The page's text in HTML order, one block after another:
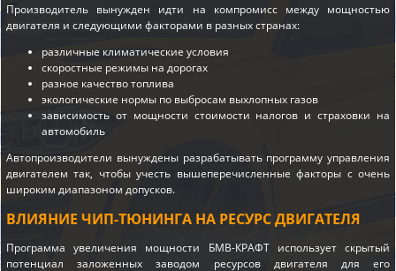
Производитель вынужден идти на компромисс между мощностью
двигателя и следующими факторами в разных странах:
различные климатические условия
скоростные режимы на дорогах
разное качество топлива
экологические нормы по выбросам выхлопных газов
зависимость от мощности стоимости налогов и страховки на
автомобиль
Автопроизводители вынуждены разрабатывать программу управления
двигателем так, чтобы учесть вышеперечисленные факторы с очень
широким диапазоном допусков.
ВЛИЯНИЕ ЧИП-ТЮНИНГА НА РЕСУРС ДВИГАТЕЛЯ
Программа увеличения мощности БМВ-КРАФТ использует скрытый
потенциал заложенных заводом ресурсов двигателя для его